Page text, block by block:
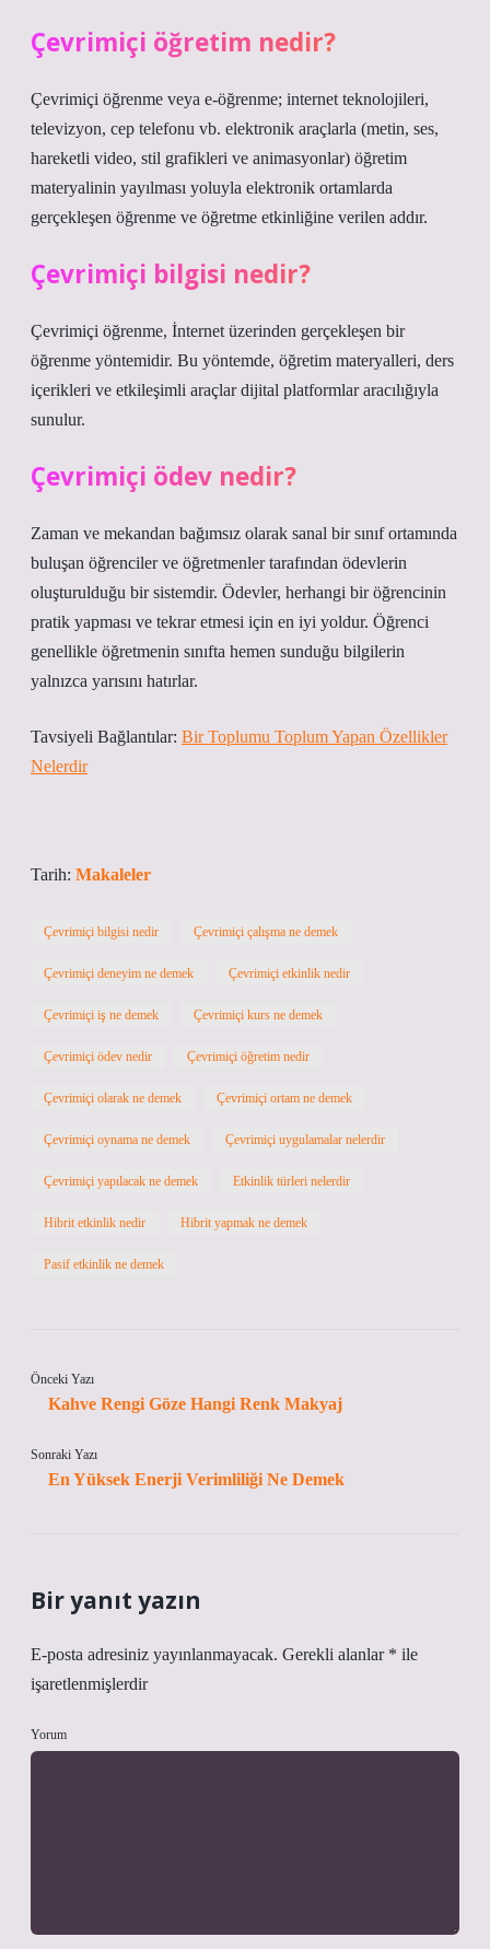
Çevrimiçi öğretim nedir?
Çevrimiçi öğrenme veya e-öğrenme; internet teknolojileri,
televizyon, cep telefonu vb. elektronik araçlarla (metin, ses,
hareketli video, stil grafikleri ve animasyonlar) öğretim
materyalinin yayılması yoluyla elektronik ortamlarda
gerçekleşen öğrenme ve öğretme etkinliğine verilen addır.
Çevrimiçi bilgisi nedir?
Çevrimiçi öğrenme, İnternet üzerinden gerçekleşen bir
öğrenme yöntemidir. Bu yöntemde, öğretim materyalleri, ders
içerikleri ve etkileşimli araçlar dijital platformlar aracılığıyla
sunulur.
Çevrimiçi ödev nedir?
Zaman ve mekandan bağımsız olarak sanal bir sınıf ortamında
buluşan öğrenciler ve öğretmenler tarafından ödevlerin
oluşturulduğu bir sistemdir. Ödevler, herhangi bir öğrencinin
pratik yapması ve tekrar etmesi için en iyi yoldur. Öğrenci
genellikle öğretmenin sınıfta hemen sunduğu bilgilerin
yalnızca yarısını hatırlar.
Tavsiyeli Bağlantılar: Bir Toplumu Toplum Yapan Özellikler
Nelerdir
Tarih: Makaleler
Çevrimiçi bilgisi nedir Çevrimiçi çalışma ne demek
Çevrimiçi deneyim ne demek Çevrimiçi etkinlik nedir
Çevrimiçi iş ne demek Çevrimiçi kurs ne demek
Çevrimiçi ödev nedir Çevrimiçi öğretim nedir
Çevrimiçi olarak ne demek Çevrimiçi ortam ne demek
Çevrimiçi oynama ne demek Çevrimiçi uygulamalar nelerdir
Çevrimiçi yapılacak ne demek Etkinlik türleri nelerdir
Hibrit etkinlik nedir Hibrit yapmak ne demek
Pasif etkinlik ne demek
Önceki Yazı
Kahve Rengi Göze Hangi Renk Makyaj
Sonraki Yazı
En Yüksek Enerji Verimliliği Ne Demek
Bir yanıt yazın
E-posta adresiniz yayınlanmayacak. Gerekli alanlar * ile
işaretlenmişlerdir
Yorum